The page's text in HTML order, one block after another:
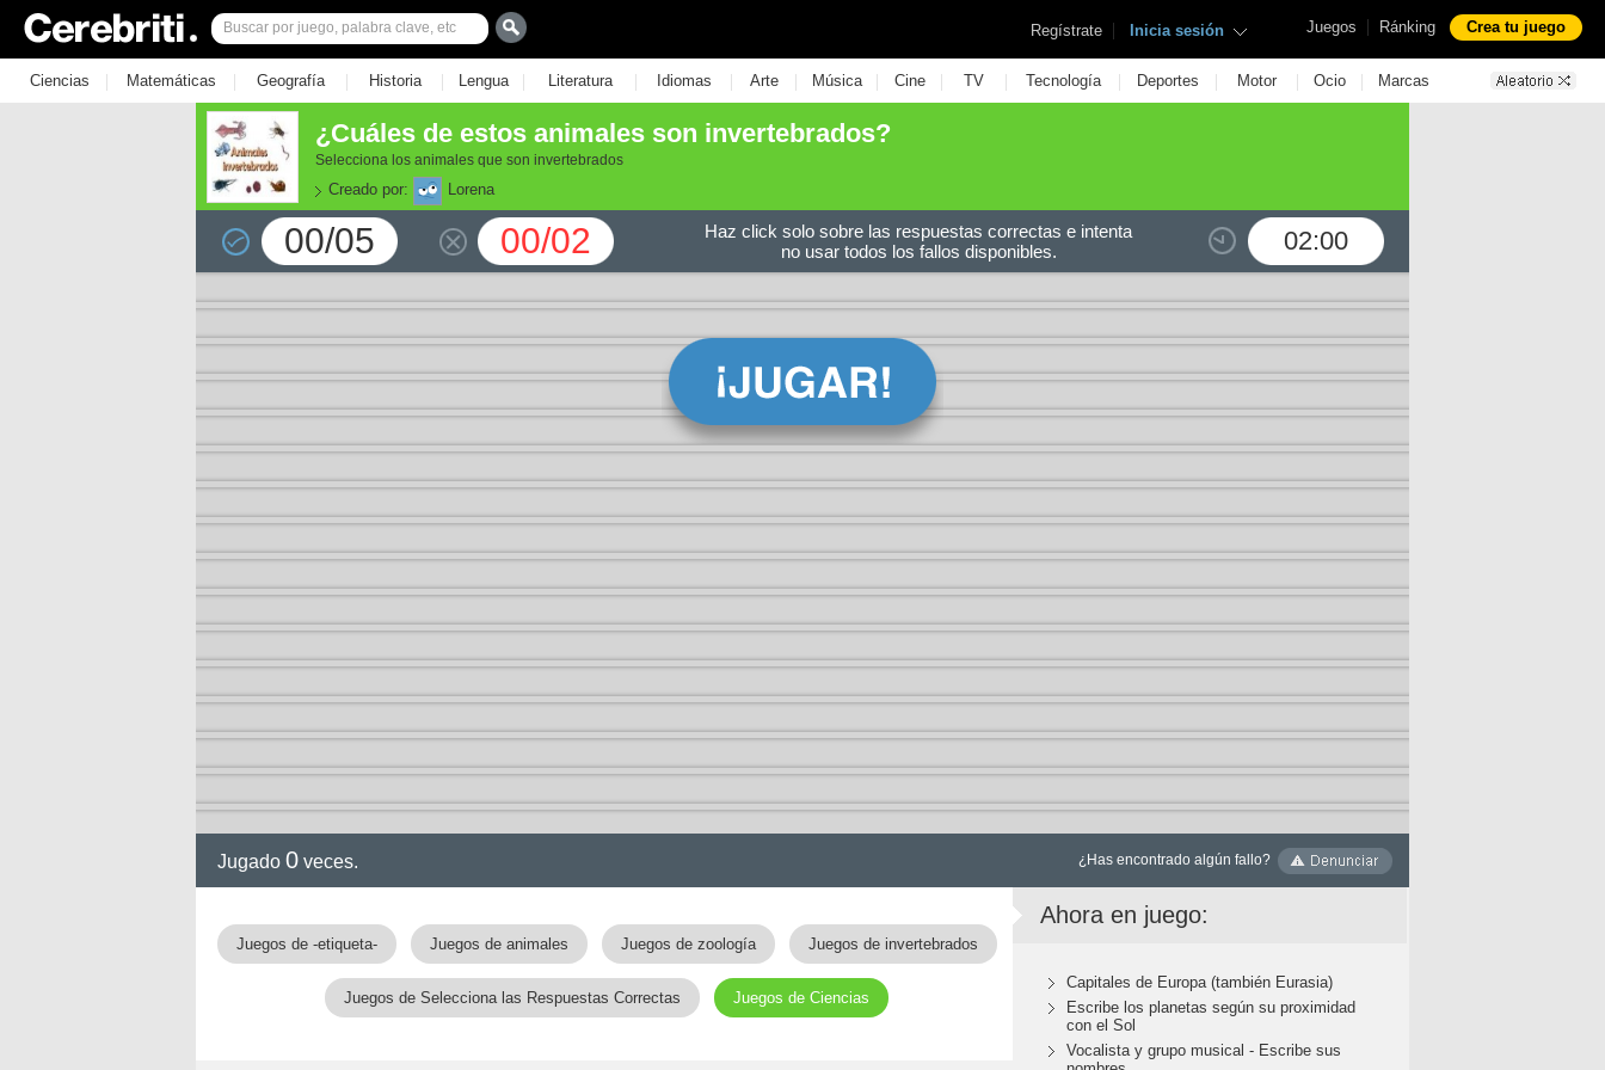
Juegos | Ránking Crea tu juego
Regístrate | Inicia sesión
Ciencias | Matemáticas | Geografía | Historia | Lengua | Literatura | Idiomas | Arte | Música | Cine | TV | Tecnología | Deportes | Motor | Ocio | Marcas
¿Cuáles de estos animales son invertebrados?
Selecciona los animales que son invertebrados
Creado por: Lorena
00/05 00/02 02:00
Haz click solo sobre las respuestas correctas e intenta
no usar todos los fallos disponibles.
Jugado 0 veces. ¿Has encontrado algún fallo?
Juegos de -etiqueta- Juegos de animales Juegos de zoología Juegos de invertebrados
Juegos de Selecciona las Respuestas Correctas Juegos de Ciencias
Ahora en juego:
Capitales de Europa (también Eurasia)
Escribe los planetas según su proximidad
con el Sol
Vocalista y grupo musical - Escribe sus